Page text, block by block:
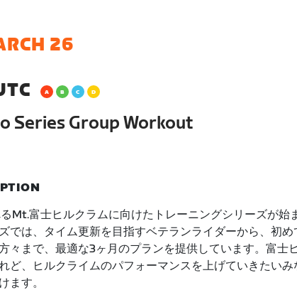
26
Series Group Workout
Mt.富士ヒルクラムに向けたトレーニングシリーズが始
では、タイム更新を目指すベテランライダーから、初め
々まで、最適な3ヶ月のプランを提供しています。富士
ど、ヒルクライムのパフォーマンスを上げていきたいみ
ます。